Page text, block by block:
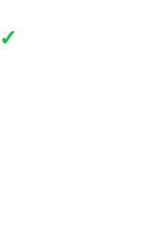
✓